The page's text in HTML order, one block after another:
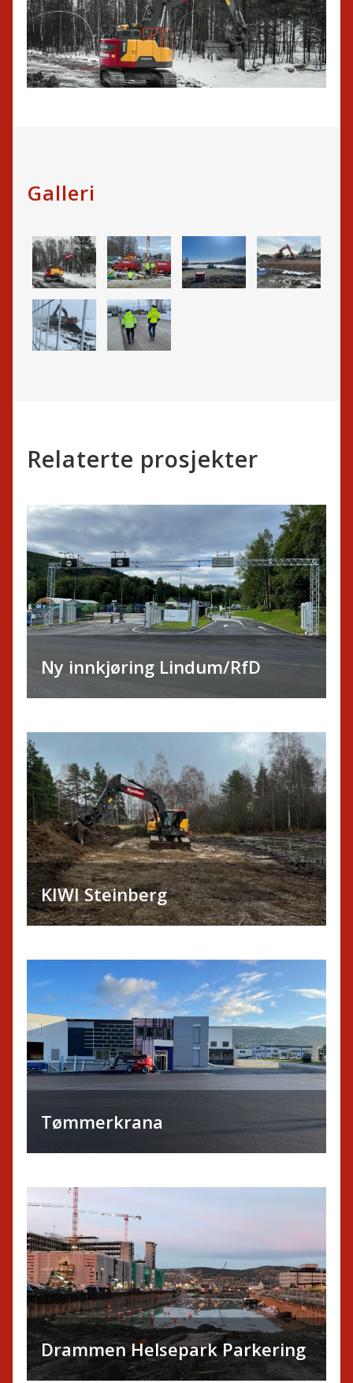
Galleri
Relaterte prosjekter
Ny innkjøring Lindum/RfD
KIWI Steinberg
Tømmerkrana
Drammen Helsepark Parkering